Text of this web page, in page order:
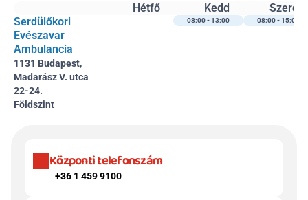
Hétfő Kedd
Szerda
Serdülőkori
Evészavar
Ambulancia
1131 Budapest,
Madarász V. utca
22-24.
Földszint
08:00 - 13:00 08:00 - 15:00
Központi telefonszám
+36 1 459 9100